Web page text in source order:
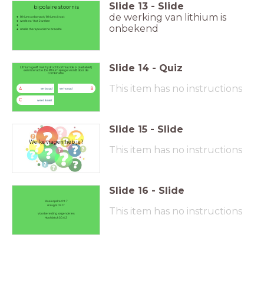
bipolaire stoornis
lithium carbonaat/ lithium citraat
werkt na 1 tot 2 weken
smalle therapeutische breedte
Slide 13 - Slide
de werking van lithium is
onbekend
Lithium geeft met hydrochloorthiazide (= plastablet)
een interactie. De lithium spiegel wordt door de
combinatie
A verlaagd B
verhoogd
C weet ik niet
Slide 14 - Quiz
This item has no instructions
Welke vragen heb je?
Slide 15 - Slide
This item has no instructions
Maak opdracht 7
vraag 9 tm 17
Voorbereiding volgende les:
Hoofdstuk 30.4.2
Slide 16 - Slide
This item has no instructions